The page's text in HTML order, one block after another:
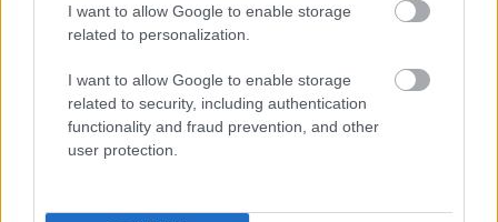
I want to allow Google to enable storage
related to personalization.
I want to allow Google to enable storage
related to security, including authentication
functionality and fraud prevention, and other
user protection.
karrier képzés